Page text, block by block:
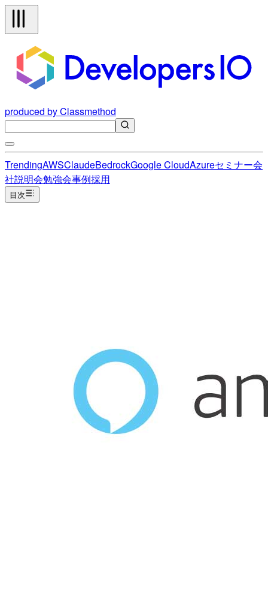
produced by Classmethod
TrendingAWSClaudeBedrockGoogle CloudAzureセミナー会
社説明会勉強会事例採用
目次